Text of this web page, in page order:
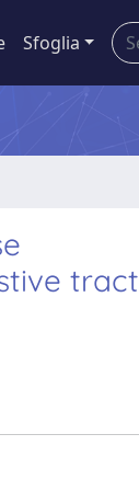
Sfoglia
tract